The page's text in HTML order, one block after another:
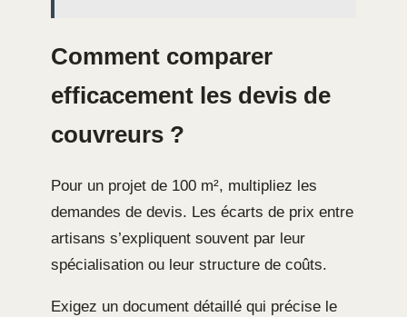
Comment comparer
efficacement les devis de
couvreurs ?
Pour un projet de 100 m², multipliez les
demandes de devis. Les écarts de prix entre
artisans s’expliquent souvent par leur
spécialisation ou leur structure de coûts.
Exigez un document détaillé qui précise le